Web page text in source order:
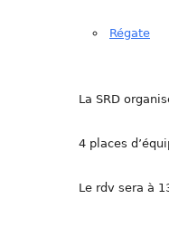
Régate
La SRD
4 places
Le rdv sera à